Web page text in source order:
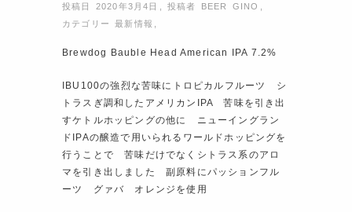
投稿日 2020年3月4日 ,投稿者 BEER GINO
カテゴリー最新情報
Brewdog Bauble Head American IPA 7.2%
IBU100の強烈な苦味にトロピカルフルーツ シ
トラスぎ調和したアメリカンIPA 苦味を引き出
すケトルホッピングの他に ニューイングラン
ドIPAの醸造で用いられるワールドホッピングを
行うことで 苦味だけでなくシトラス系のアロ
マを引き出しました 副原料にパッションフル
ーツ グァバ オレンジを使用